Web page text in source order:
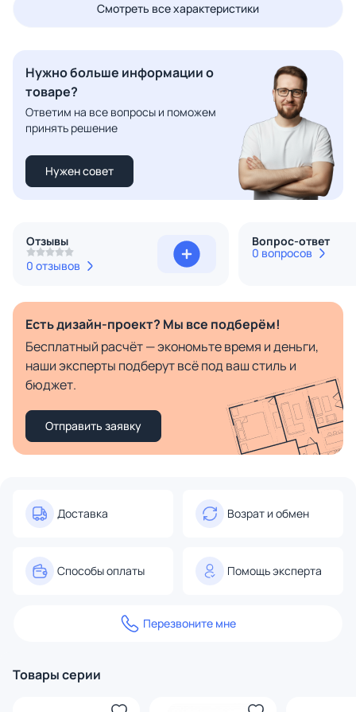
Смотреть все характеристики
Нужно больше информации о
товаре?
Ответим на все вопросы и поможем
принять решение
Нужен совет
Отзывы
0 отзывов
Вопрос-ответ
0 вопросов
Есть дизайн-проект? Мы все подберём!
Бесплатный расчёт — экономьте время и деньги,
наши эксперты подберут всё под ваш стиль и
бюджет.
Отправить заявку
Доставка Возрат и обмен
Способы оплаты Помощь эксперта
Перезвоните мне
Товары серии